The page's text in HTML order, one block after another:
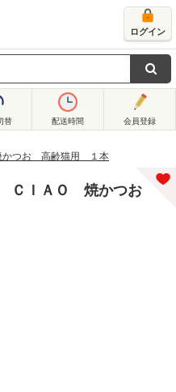
ログイン
替 配送時間 会員登録
かつお 高齢猫用 １本
ＣＩＡＯ 焼かつお